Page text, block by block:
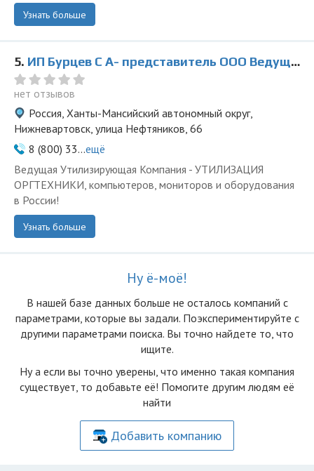
Узнать больше
5. ИП Бурцев С А- представитель ООО Ведущая Утилизирующая Компания
нет отзывов
Россия, Ханты-Мансийский автономный округ,
Нижневартовск, улица Нефтяников, 66
8 (800) 33...ещё
Ведущая Утилизирующая Компания - УТИЛИЗАЦИЯ
ОРГТЕХНИКИ, компьютеров, мониторов и оборудования
в России!
Узнать больше
Ну ё-моё!
В нашей базе данных больше не осталоcь компаний с
параметрами, которые вы задали. Поэкспериментируйте с
другими параметрами поиска. Вы точно найдете то, что
ищите.
Ну а если вы точно уверены, что именно такая компания
существует, то добавьте её! Помогите другим людям её
найти
Добавить компанию